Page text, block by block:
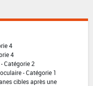
4
4
Catégorie 2
- Catégorie 1
cibles après une